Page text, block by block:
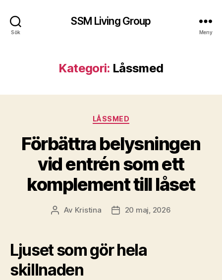
Sök
SSM Living Group
Meny
Kategori: Låssmed
Kategorier
LÅSSMED
Förbättra belysningen
vid entrén som ett
komplement till låset
Inläggsförfattare
Av Kristina Inläggsdatum
20 maj, 2026
Ljuset som gör hela
skillnaden